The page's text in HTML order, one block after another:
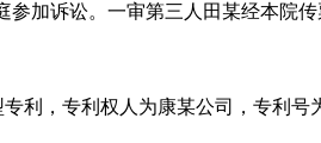
加诉讼。一审第三人田某经本院
，专利权人为康某公司，专利号